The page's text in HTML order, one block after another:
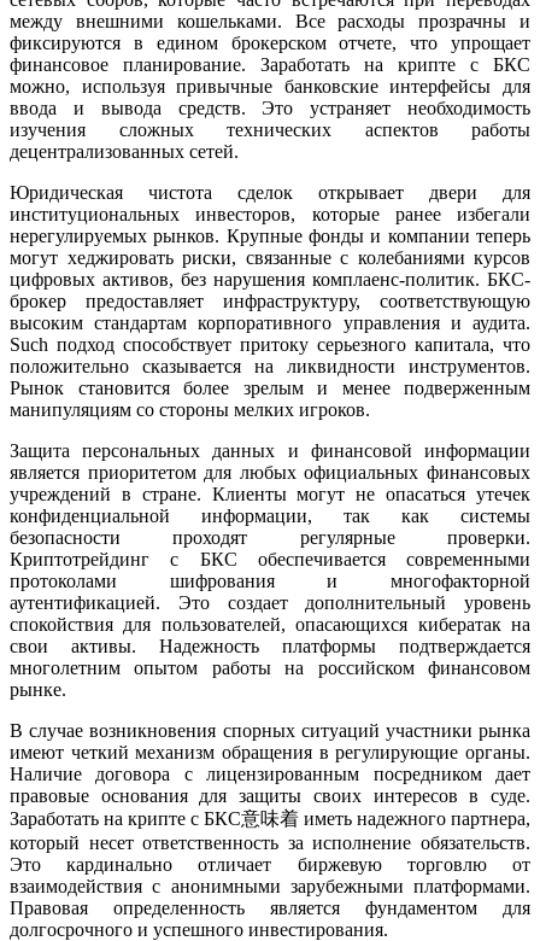
между внешними кошельками. Все расходы прозрачны и
фиксируются в едином брокерском отчете, что упрощает
финансовое планирование. Заработать на крипте с БКС
можно, используя привычные банковские интерфейсы для
ввода и вывода средств. Это устраняет необходимость
изучения сложных технических аспектов работы
децентрализованных сетей.
Юридическая чистота сделок открывает двери для
институциональных инвесторов, которые ранее избегали
нерегулируемых рынков. Крупные фонды и компании теперь
могут хеджировать риски, связанные с колебаниями курсов
цифровых активов, без нарушения комплаенс-политик. БКС-
брокер предоставляет инфраструктуру, соответствующую
высоким стандартам корпоративного управления и аудита.
Such подход способствует притоку серьезного капитала, что
положительно сказывается на ликвидности инструментов.
Рынок становится более зрелым и менее подверженным
манипуляциям со стороны мелких игроков.
Защита персональных данных и финансовой информации
является приоритетом для любых официальных финансовых
учреждений в стране. Клиенты могут не опасаться утечек
конфиденциальной информации, так как системы
безопасности проходят регулярные проверки.
Криптотрейдинг с БКС обеспечивается современными
протоколами шифрования и многофакторной
аутентификацией. Это создает дополнительный уровень
спокойствия для пользователей, опасающихся кибератак на
свои активы. Надежность платформы подтверждается
многолетним опытом работы на российском финансовом
рынке.
В случае возникновения спорных ситуаций участники рынка
имеют четкий механизм обращения в регулирующие органы.
Наличие договора с лицензированным посредником дает
правовые основания для защиты своих интересов в суде.
Заработать на крипте с БКС意味着 иметь надежного партнера,
который несет ответственность за исполнение обязательств.
Это кардинально отличает биржевую торговлю от
взаимодействия с анонимными зарубежными платформами.
Правовая определенность является фундаментом для
долгосрочного и успешного инвестирования.